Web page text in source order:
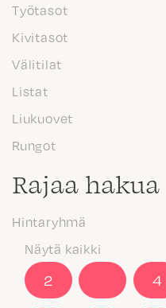
Työtasot
Kivitasot
Välitilat
Listat
Liukuovet
Rungot
Rajaa hakua
Hintaryhmä
Näytä kaikki
2 4